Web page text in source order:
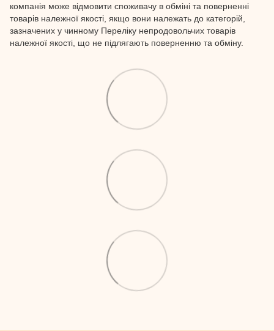
компанія може відмовити споживачу в обміні та поверненні
товарів належної якості, якщо вони належать до категорій,
зазначених у чинному Переліку непродовольчих товарів
належної якості, що не підлягають поверненню та обміну.